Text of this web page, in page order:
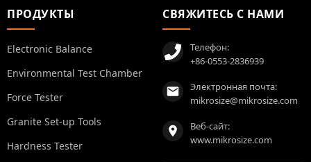
ПРОДУКТЫ
Electronic Balance
Environmental Test Chamber
Force Tester
Granite Set-up Tools
Hardness Tester
СВЯЖИТЕСЬ С НАМИ
Телефон:
+86-0553-2836939
Электронная почта:
mikrosize@mikrosize.com
Веб-сайт:
www.mikrosize.com